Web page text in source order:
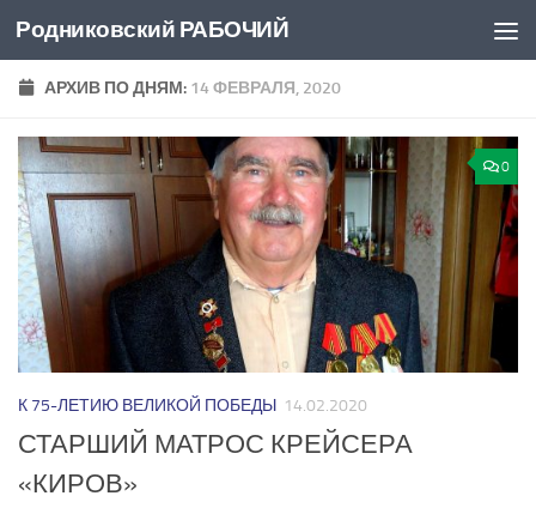
Перейти к содержимому
Родниковский РАБОЧИЙ
АРХИВ ПО ДНЯМ: 14 ФЕВРАЛЯ, 2020
0
К 75-ЛЕТИЮ ВЕЛИКОЙ ПОБЕДЫ 14.02.2020
СТАРШИЙ МАТРОС КРЕЙСЕРА
«КИРОВ»